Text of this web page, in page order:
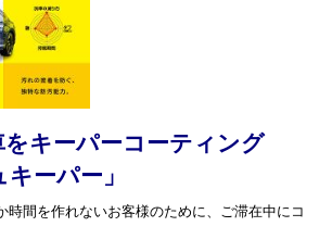
キーパーコーティング
ーパー」
時間を作れないお客様のために、ご滞在中にコ